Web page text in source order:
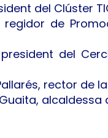
del Clúster
de
del
rector de la
alcaldessa